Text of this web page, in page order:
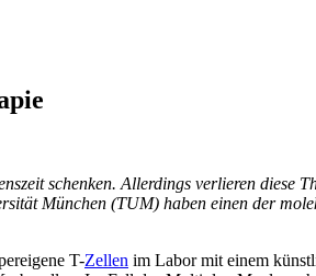
schenken. Allerdings verlieren diese
München (TUM) haben einen der
T-Zellen im Labor mit einem